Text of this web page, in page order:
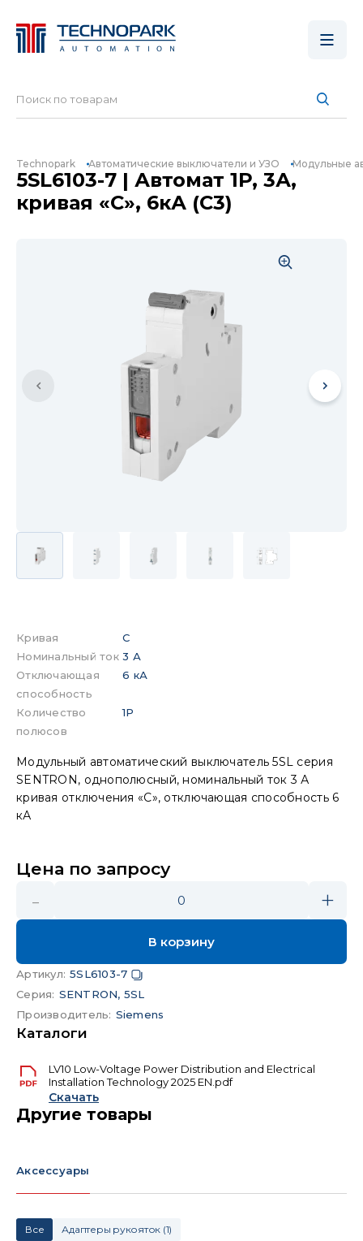
Technopark Автоматические выключатели и УЗО Модульные
5SL6103-7 | Автомат 1P, 3А,
кривая «C», 6кА (C3)
Кривая
C
Номинальный ток 3 А
Отключающая
способность
6 кА
Количество
полюсов
1P
Модульный автоматический выключатель 5SL серия
SENTRON, однополюсный, номинальный ток 3 А
кривая отключения «C», отключающая способность 6
кА
Цена по запросу
- 0 +
В корзину
Артикул: 5SL6103-7
Серия: SENTRON, 5SL
Производитель: Siemens
Каталоги
LV10 Low-Voltage Power Distribution and Electrical
Installation Technology 2025 EN.pdf
Скачать
Другие товары
Аксессуары
Все Адаптеры рукояток (1)